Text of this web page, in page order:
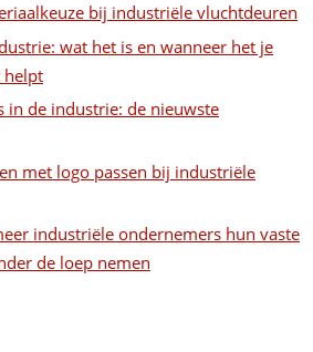
bij industriële vluchtdeuren
wat het is en wanneer het je
helpt
in de industrie: de nieuwste
met logo passen bij industriële
industriële ondernemers hun vaste
de loep nemen